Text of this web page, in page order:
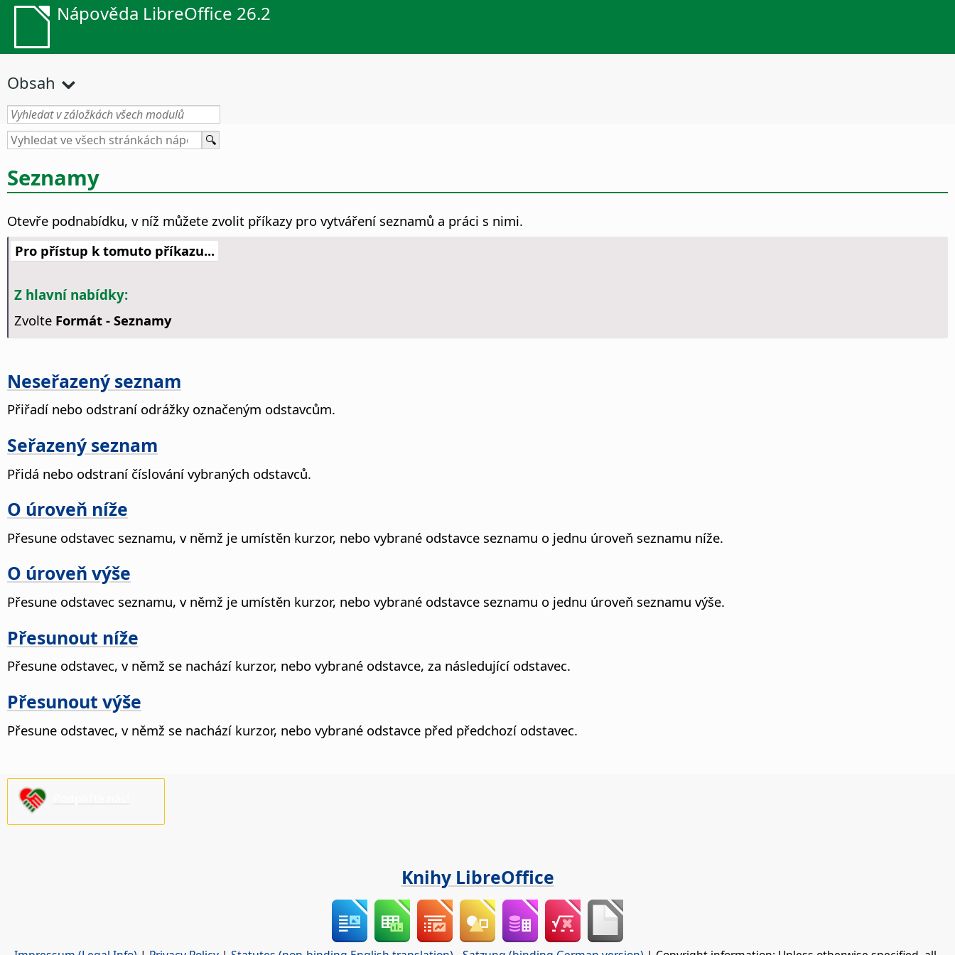
Nápověda LibreOffice 26.2
Obsah
Seznamy
Otevře podnabídku, v níž můžete zvolit příkazy pro vytváření seznamů a práci s nimi.
Pro přístup k tomuto příkazu...
Z hlavní nabídky:
Zvolte Formát - Seznamy
Neseřazený seznam
Přiřadí nebo odstraní odrážky označeným odstavcům.
Seřazený seznam
Přidá nebo odstraní číslování vybraných odstavců.
O úroveň níže
Přesune odstavec seznamu, v němž je umístěn kurzor, nebo vybrané odstavce seznamu o jednu úroveň seznamu níže.
O úroveň výše
Přesune odstavec seznamu, v němž je umístěn kurzor, nebo vybrané odstavce seznamu o jednu úroveň seznamu výše.
Přesunout níže
Přesune odstavec, v němž se nachází kurzor, nebo vybrané odstavce, za následující odstavec.
Přesunout výše
Přesune odstavec, v němž se nachází kurzor, nebo vybrané odstavce před předchozí odstavec.
Knihy LibreOffice